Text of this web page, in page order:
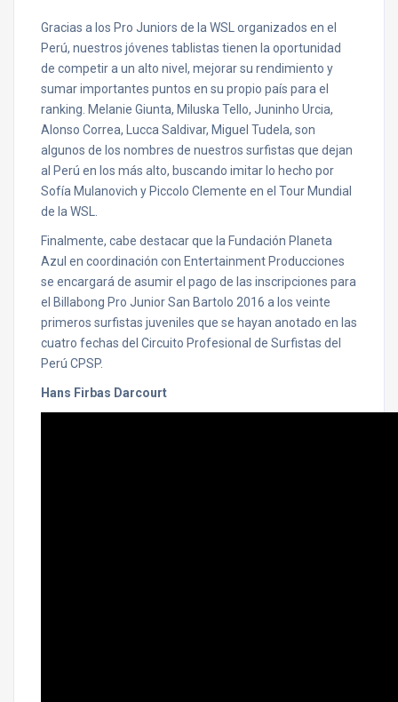
Gracias a los Pro Juniors de la WSL organizados en el
Perú, nuestros jóvenes tablistas tienen la oportunidad
de competir a un alto nivel, mejorar su rendimiento y
sumar importantes puntos en su propio país para el
ranking. Melanie Giunta, Miluska Tello, Juninho Urcia,
Alonso Correa, Lucca Saldivar, Miguel Tudela, son
algunos de los nombres de nuestros surfistas que dejan
al Perú en los más alto, buscando imitar lo hecho por
Sofía Mulanovich y Piccolo Clemente en el Tour Mundial
de la WSL.
Finalmente, cabe destacar que la Fundación Planeta
Azul en coordinación con Entertainment Producciones
se encargará de asumir el pago de las inscripciones para
el Billabong Pro Junior San Bartolo 2016 a los veinte
primeros surfistas juveniles que se hayan anotado en las
cuatro fechas del Circuito Profesional de Surfistas del
Perú CPSP.
Hans Firbas Darcourt